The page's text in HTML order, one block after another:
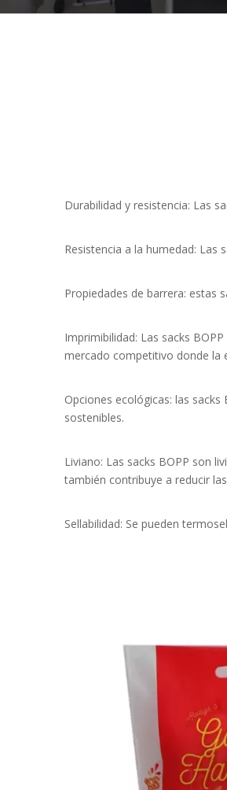
Durabilidad y resistencia: Las
Resistencia a la humedad: Las
Propiedades de barrera: estas
Imprimibilidad: Las sacks
mercado competitivo donde la
Opciones ecológicas: las
sostenibles.
Liviano: Las sacks BOPP son
también contribuye a reducir
Sellabilidad: Se pueden